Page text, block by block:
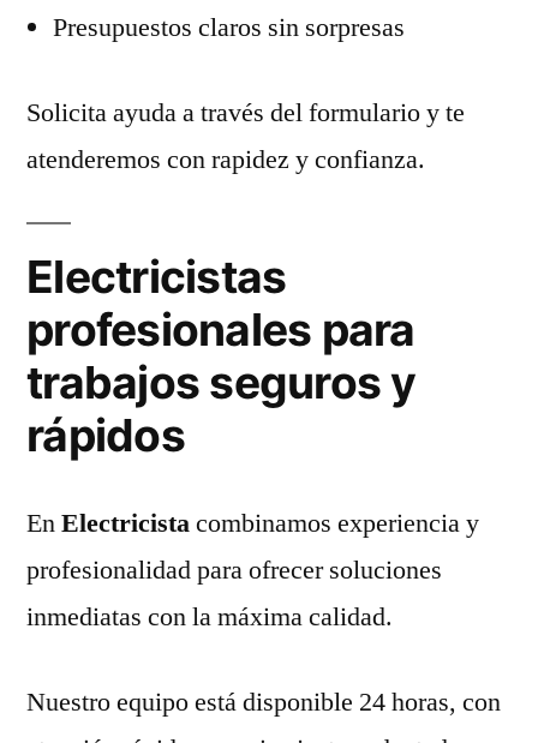
Presupuestos claros sin sorpresas
Solicita ayuda a través del formulario y te
atenderemos con rapidez y confianza.
Electricistas
profesionales para
trabajos seguros y
rápidos
EnElectricistacombinamos experiencia y
profesionalidad para ofrecer soluciones
inmediatas con la máxima calidad.
Nuestro equipo está disponible 24 horas, con